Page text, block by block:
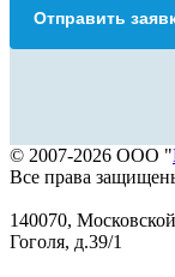
Отправить
© 2007-2026 ООО "
Все права
140070,
Гоголя, д.39/1